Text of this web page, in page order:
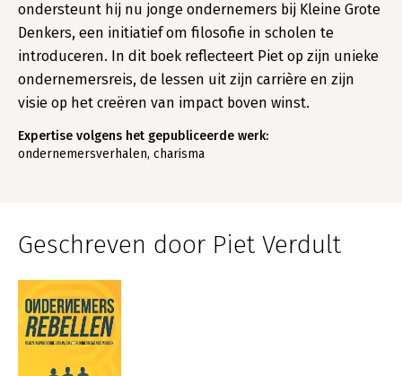
ondersteunt hij nu jonge ondernemers bij Kleine Grote
Denkers, een initiatief om filosofie in scholen te
introduceren. In dit boek reflecteert Piet op zijn unieke
ondernemersreis, de lessen uit zijn carrière en zijn
visie op het creëren van impact boven winst.
Expertise volgens het gepubliceerde werk:
ondernemersverhalen, charisma
Geschreven door Piet Verdult